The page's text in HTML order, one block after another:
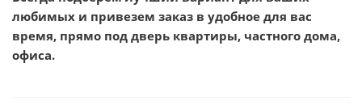
любимых и привезем заказ в удобное для вас
время, прямо под дверь квартиры, частного дома,
офиса.